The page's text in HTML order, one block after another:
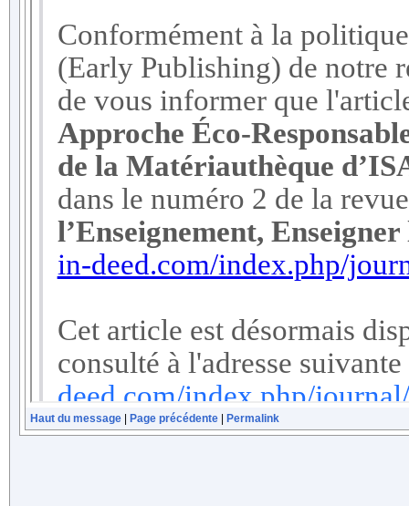
Haut du message Page précédente Permalink